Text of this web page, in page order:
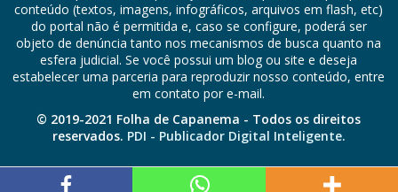
conteúdo (textos, imagens, infográficos, arquivos em flash, etc)
do portal não é permitida e, caso se configure, poderá ser
objeto de denúncia tanto nos mecanismos de busca quanto na
esfera judicial. Se você possui um blog ou site e deseja
estabelecer uma parceria para reproduzir nosso conteúdo, entre
em contato por e-mail.
© 2019-2021 Folha de Capanema - Todos os direitos
reservados. PDI - Publicador Digital Inteligente.